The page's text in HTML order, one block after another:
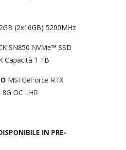
(2x16GB) 5200MHz
SN850 NVMe™ SSD
Capacità 1 TB
MSI GeForce RTX
OC LHR
IN PRE-